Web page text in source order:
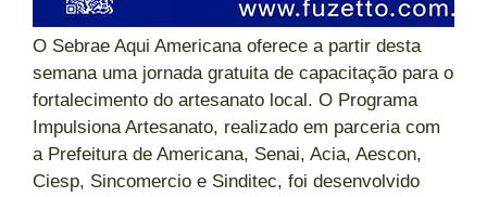
O Sebrae Aqui Americana oferece a partir desta
semana uma jornada gratuita de capacitação para o
fortalecimento do artesanato local. O Programa
Impulsiona Artesanato, realizado em parceria com
a Prefeitura de Americana, Senai, Acia, Aescon,
Ciesp, Sincomercio e Sinditec, foi desenvolvido